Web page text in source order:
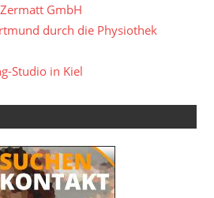
GmbH
durch die Physiothek
Studio in Kiel